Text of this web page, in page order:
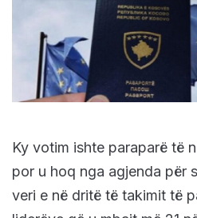
Ky votim ishte paraparё tё
por u hoq nga agjenda pёr
veri e nё dritё tё takimit tё